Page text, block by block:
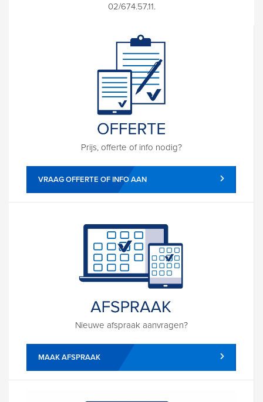
02/674.57.11.
Prijs, offerte of info nodig?
VRAAG OFFERTE OF INFO AAN
Nieuwe afspraak aanvragen?
MAAK AFSPRAAK